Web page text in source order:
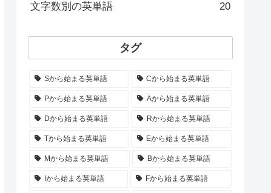
文字数別の英単語
20
タグ
Sから始まる英単語 Cから始まる英単語
Pから始まる英単語 Aから始まる英単語
Dから始まる英単語 Rから始まる英単語
Tから始まる英単語 Eから始まる英単語
Mから始まる英単語 Bから始まる英単語
Iから始まる英単語 Fから始まる英単語